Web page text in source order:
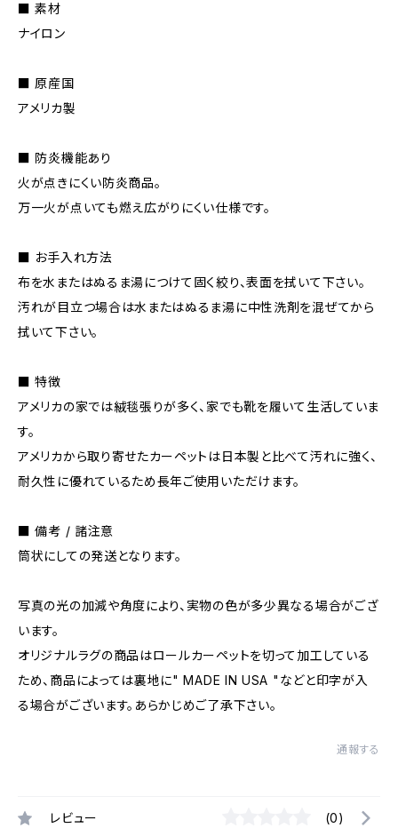
■ 素材
ナイロン
■ 原産国
アメリカ製
■ 防炎機能あり
火が点きにくい防炎商品。
万一火が点いても燃え広がりにくい仕様です。
■ お手入れ方法
布を水またはぬるま湯につけて固く絞り、表面を拭いて下さい。
汚れが目立つ場合は水またはぬるま湯に中性洗剤を混ぜてから
拭いて下さい。
■ 特徴
アメリカの家では絨毯張りが多く、家でも靴を履いて生活していま
す。
アメリカから取り寄せたカーペットは日本製と比べて汚れに強く、
耐久性に優れているため長年ご使用いただけます。
■ 備考 / 諸注意
筒状にしての発送となります。
写真の光の加減や角度により、実物の色が多少異なる場合がござ
います。
オリジナルラグの商品はロールカーペットを切って加工している
ため、商品によっては裏地に" MADE IN USA "などと印字が入
る場合がございます。あらかじめご了承下さい。
通報する
レビュー (0)